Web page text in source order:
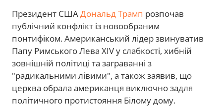
Президент СШАДональд Трамп розпочав
публічний конфлікт із новообраним
понтифіком. Американський лідер звинуватив
Папу Римського Лева XIV у слабкості, хибній
зовнішній політиці та заграванні з
"радикальними лівими", а також заявив, що
церква обрала американця виключно задля
політичного протистояння Білому дому.